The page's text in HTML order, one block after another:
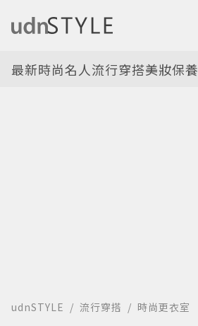
最新時尚名人流行穿搭美妝保養
udnSTYLE 流行穿搭 時尚更衣室